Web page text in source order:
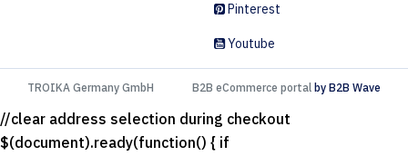
Pinterest
Youtube
TROIKA Germany GmbH B2B eCommerce portal by B2B Wave
//clear address selection during checkout
$(document).ready(function() { if